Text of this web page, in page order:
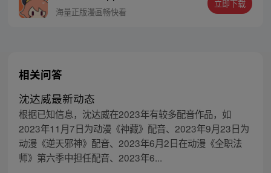
海量正版漫画畅快看
立即下载
相关问答
沈达威最新动态
根据已知信息，沈达威在2023年有较多配音作品，如
2023年11月7日为动漫《神藏》配音、2023年9月23日为
动漫《逆天邪神》配音、2023年6月2日在动漫《全职法
师》第六季中担任配音、2023年6...